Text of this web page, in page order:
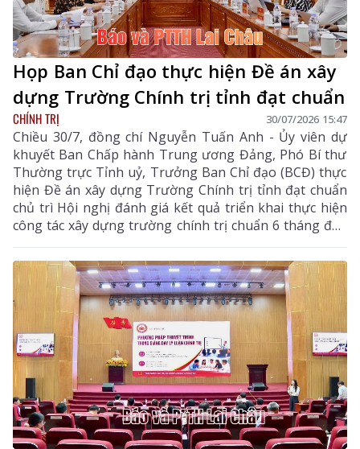
Họp Ban Chỉ đạo thực hiện Đề án xây
dựng Trường Chính trị tỉnh đạt chuẩn
CHÍNH TRỊ 30/07/2026 15:47
Chiều 30/7, đồng chí Nguyễn Tuấn Anh - Ủy viên dự
khuyết Ban Chấp hành Trung ương Đảng, Phó Bí thư
Thường trực Tỉnh uỷ, Trưởng Ban Chỉ đạo (BCĐ) thực
hiện Đề án xây dựng Trường Chính trị tỉnh đạt chuẩn
chủ trì Hội nghị đánh giá kết quả triển khai thực hiện
công tác xây dựng trường chính trị chuẩn 6 tháng đầu
năm, nhiệm vụ trọng tâm những tháng cuối năm 2026.